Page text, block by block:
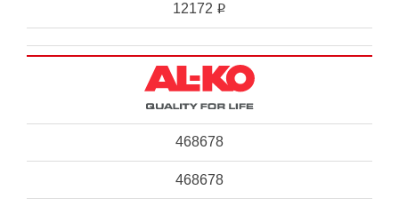
12172 i
468678
468678